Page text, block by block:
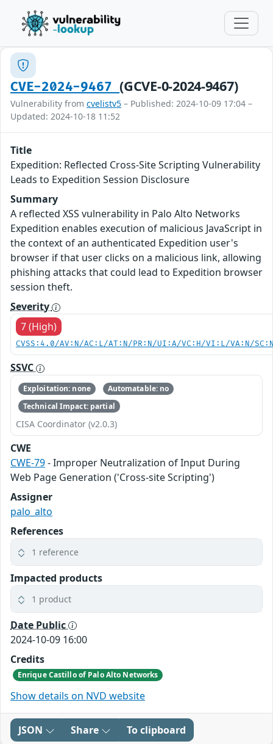
CVE-2024-9467(GCVE-0-2024-9467)
Vulnerability from cvelistv5 – Published: 2024-10-09 17:04 –
Updated: 2024-10-18 11:52
Title
Expedition: Reflected Cross-Site Scripting Vulnerability
Leads to Expedition Session Disclosure
Summary
A reflected XSS vulnerability in Palo Alto Networks
Expedition enables execution of malicious JavaScript in
the context of an authenticated Expedition user's
browser if that user clicks on a malicious link, allowing
phishing attacks that could lead to Expedition browser
session theft.
Severity
7 (High)
CVSS:4.0/AV:N/AC:L/AT:N/PR:N/UI:A/VC:H/VI:L/VA:N/
SSVC
Exploitation: none
Automatable: no
Technical Impact: partial
CISA Coordinator (v2.0.3)
CWE
CWE-79- Improper Neutralization of Input During
Web Page Generation ('Cross-site Scripting')
Assigner
palo_alto
References
1 reference
Impacted products
1 product
Date Public
2024-10-09 16:00
Credits
Enrique Castillo of Palo Alto Networks
Show details on NVD website
JSON Share To clipboard